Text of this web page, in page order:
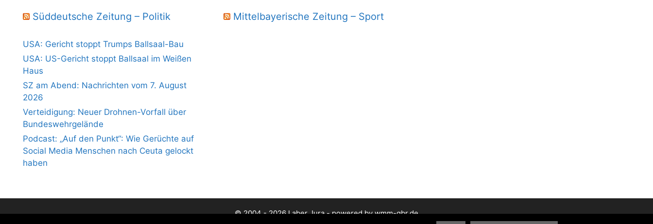
Süddeutsche Zeitung – Politik
USA: Gericht stoppt Trumps Ballsaal-Bau
USA: US-Gericht stoppt Ballsaal im Weißen
Haus
SZ am Abend: Nachrichten vom 7. August
2026
Verteidigung: Neuer Drohnen-Vorfall über
Bundeswehrgelände
Podcast: „Auf den Punkt“: Wie Gerüchte auf
Social Media Menschen nach Ceuta gelockt
haben
Mittelbayerische Zeitung – Sport
© 2004 - 2026 Laber Jura - powered by wmm-gbr.de